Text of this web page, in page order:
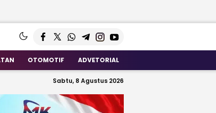
OTOMOTIF ADVETORIAL
Sabtu, 8 Agustus 2026